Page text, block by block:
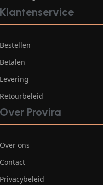
Klantenservice
Bestellen
Betalen
Levering
Retourbeleid
Over Provira
Over ons
Contact
Privacybeleid